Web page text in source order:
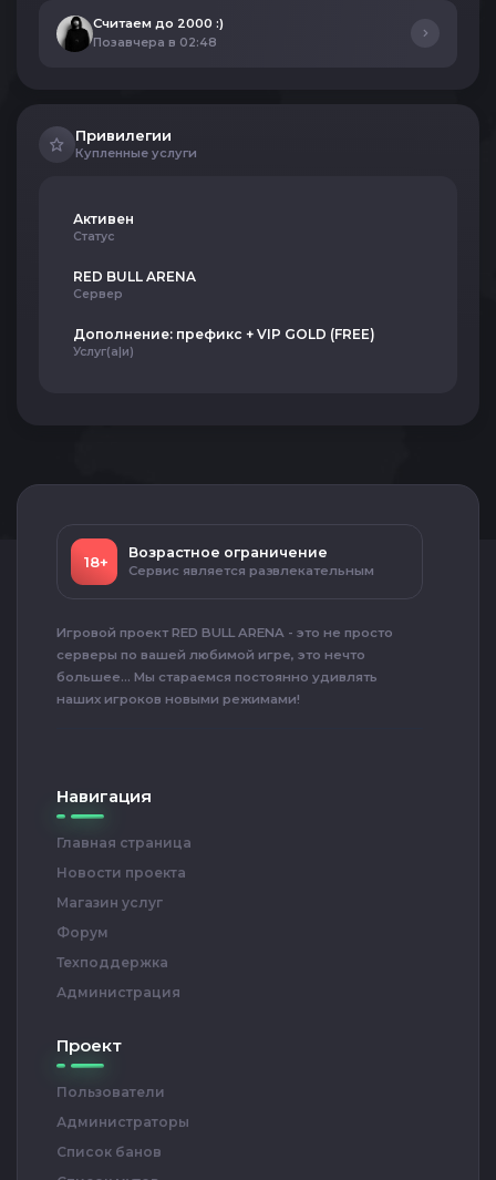
Считаем до 2000 :)
Позавчера в 02:48
Привилегии
Купленные услуги
Активен
Статус
RED BULL ARENA
Сервер
Дополнение: префикс + VIP GOLD (FREE)
Услуг(а|и)
18+
Возрастное ограничение
Сервис является развлекательным
Игровой проект RED BULL ARENA - это не просто
серверы по вашей любимой игре, это нечто
большее... Мы стараемся постоянно удивлять
наших игроков новыми режимами!
Навигация
Главная страница
Новости проекта
Магазин услуг
Форум
Техподдержка
Администрация
Проект
Пользователи
Администраторы
Список банов